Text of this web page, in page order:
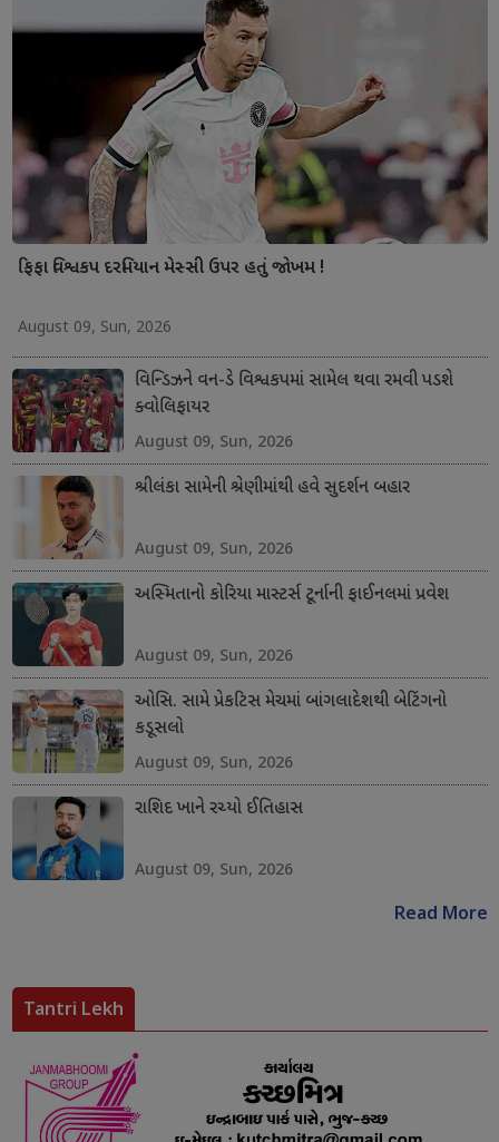
ફિફા વિશ્વકપ દરમિયાન મેસ્સી ઉપર હતું જોખમ !
August 09, Sun, 2026
વિન્ડિઝને વન-ડે વિશ્વકપમાં સામેલ થવા રમવી પડશે
ક્વોલિફાયર
August 09, Sun, 2026
શ્રીલંકા સામેની શ્રેણીમાંથી હવે સુદર્શન બહાર
August 09, Sun, 2026
અસ્મિતાનો કોરિયા માસ્ટર્સ ટૂર્નાની ફાઈનલમાં પ્રવેશ
August 09, Sun, 2026
ઓસિ. સામે પ્રેકટિસ મેચમાં બાંગલાદેશથી બેટિંગનો
કડૂસલો
August 09, Sun, 2026
રાશિદ ખાને રચ્યો ઈતિહાસ
August 09, Sun, 2026
Read More
Tantri Lekh